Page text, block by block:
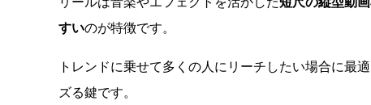
すいのが特徴です。
トレンドに乗せて多くの人にリーチしたい場合に最
ズる鍵です。